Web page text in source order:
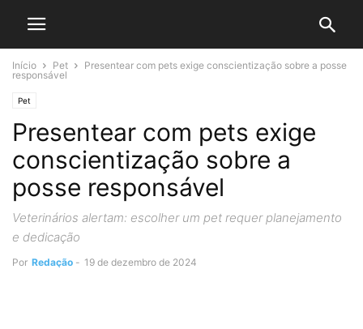
Início Pet
Presentear com pets exige conscientização sobre a posse
responsável
Pet
Presentear com pets exige
conscientização sobre a
posse responsável
Veterinários alertam: escolher um pet requer planejamento
e dedicação
Por Redação - 19 de dezembro de 2024